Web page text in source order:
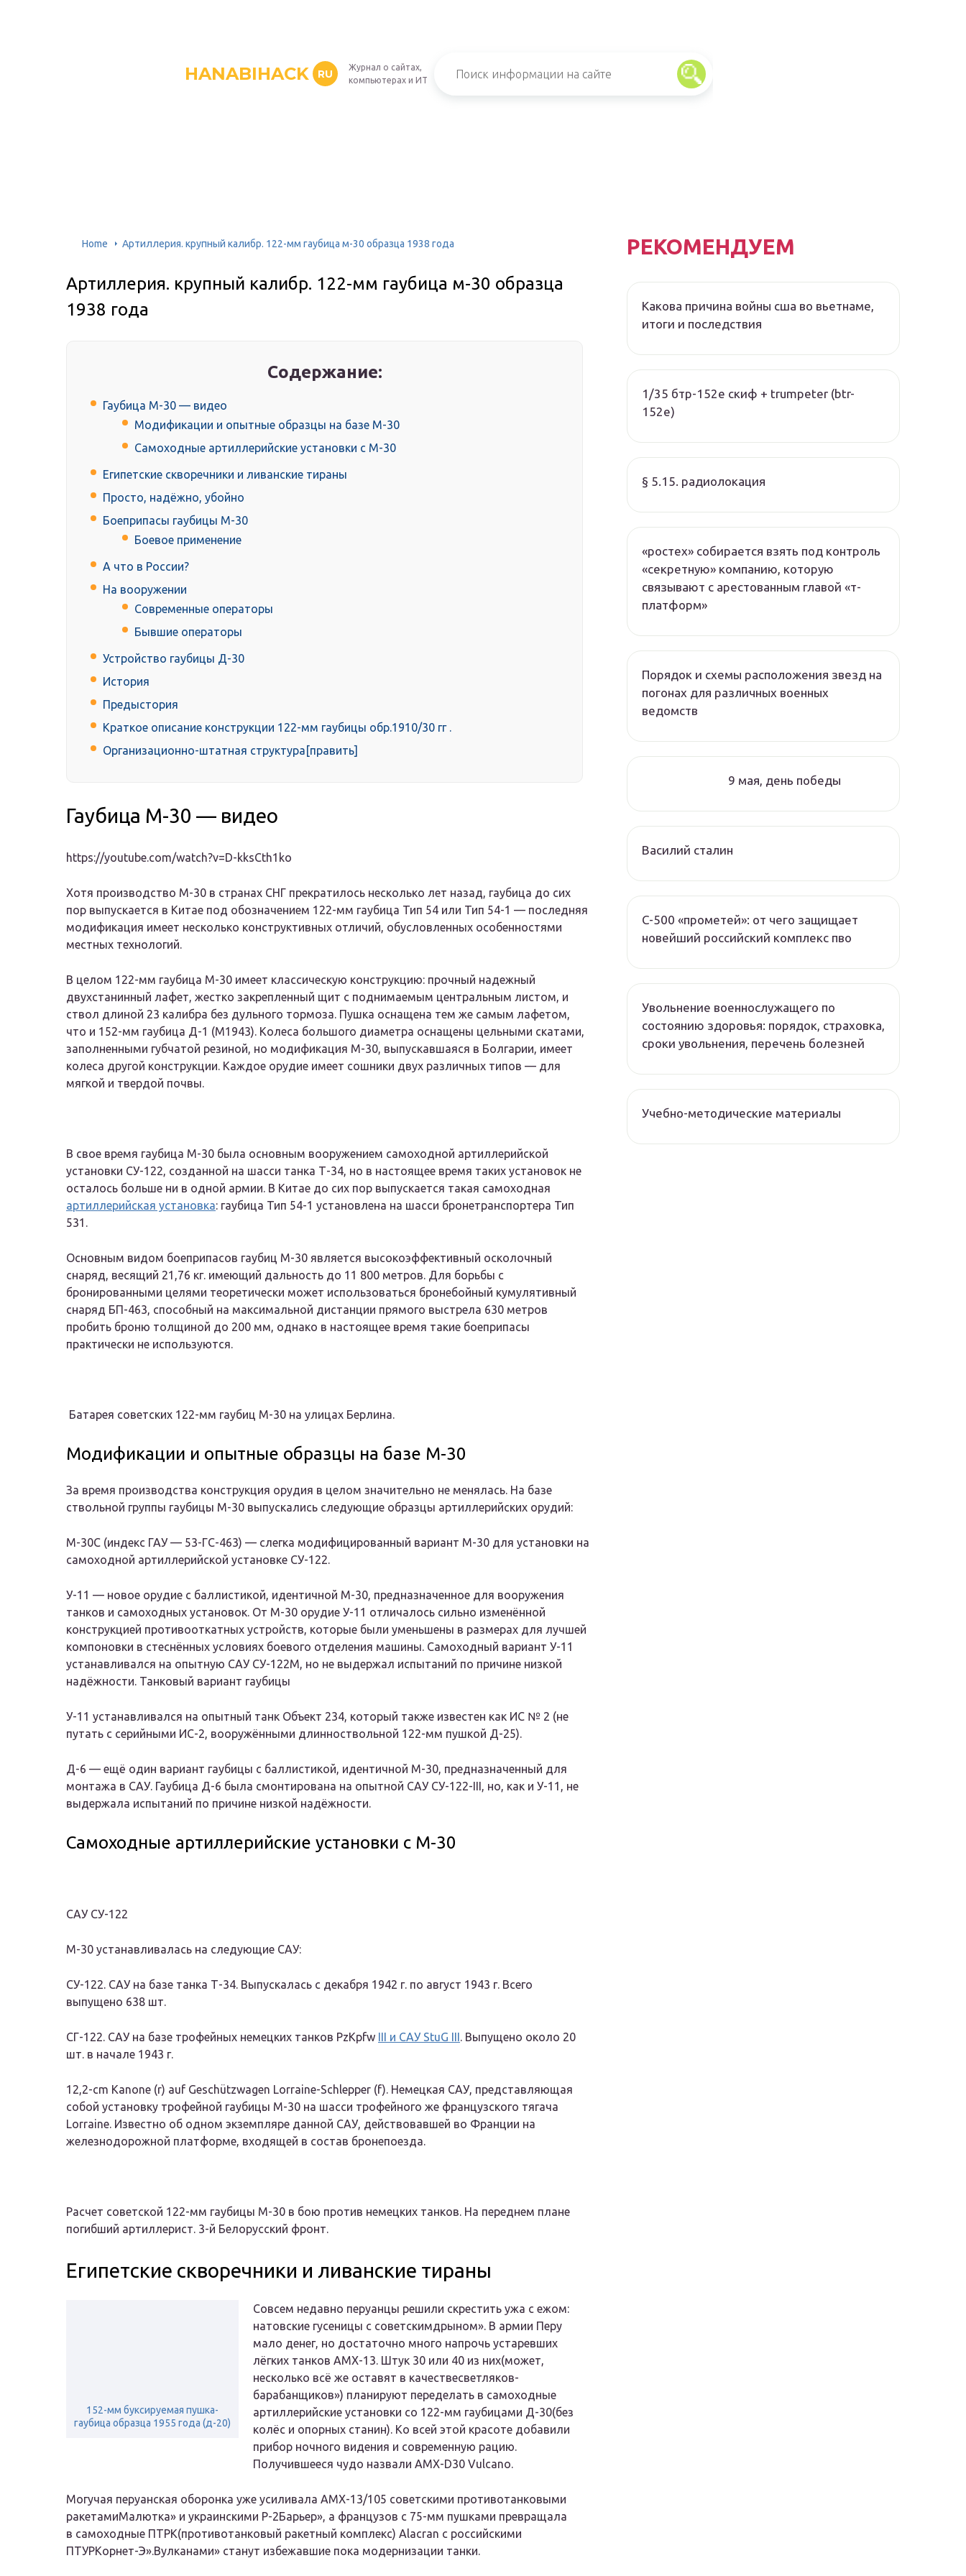
HANABIHACK RU
Журнал о сайтах,
компьютерах и ИТ
Home Артиллерия. крупный калибр. 122-мм гаубица м-30 образца 1938 года
Артиллерия. крупный калибр. 122-мм гаубица м-30 образца
1938 года
Содержание:
Гаубица М-30 — видео
Модификации и опытные образцы на базе М-30
Самоходные артиллерийские установки с М-30
Египетские скворечники и ливанские тираны
Просто, надёжно, убойно
Боеприпасы гаубицы М-30
Боевое применение
А что в России?
На вооружении
Современные операторы
Бывшие операторы
Устройство гаубицы Д-30
История
Предыстория
Краткое описание конструкции 122-мм гаубицы обр.1910/30 гг .
Организационно-штатная структура[править]
Гаубица М-30 — видео
https://youtube.com/watch?v=D-kksCth1ko
Хотя производство М-30 в странах СНГ прекратилось несколько лет назад, гаубица до сих
пор выпускается в Китае под обозначением 122-мм гаубица Тип 54 или Тип 54-1 — последняя
модификация имеет несколько конструктивных отличий, обусловленных особенностями
местных технологий.
В целом 122-мм гаубица М-30 имеет классическую конструкцию: прочный надежный
двухстанинный лафет, жестко закрепленный щит с поднимаемым центральным листом, и
ствол длиной 23 калибра без дульного тормоза. Пушка оснащена тем же самым лафетом,
что и 152-мм гаубица Д-1 (М1943). Колеса большого диаметра оснащены цельными скатами,
заполненными губчатой резиной, но модификация М-30, выпускавшаяся в Болгарии, имеет
колеса другой конструкции. Каждое орудие имеет сошники двух различных типов — для
мягкой и твердой почвы.
В свое время гаубица М-30 была основным вооружением самоходной артиллерийской
установки СУ-122, созданной на шасси танка Т-34, но в настоящее время таких установок не
осталось больше ни в одной армии. В Китае до сих пор выпускается такая самоходная
артиллерийская установка: гаубица Тип 54-1 установлена на шасси бронетранспортера Тип
531.
Основным видом боеприпасов гаубиц М-30 является высокоэффективный осколочный
снаряд, весящий 21,76 кг. имеющий дальность до 11 800 метров. Для борьбы с
бронированными целями теоретически может использоваться бронебойный кумулятивный
снаряд БП-463, способный на максимальной дистанции прямого выстрела 630 метров
пробить броню толщиной до 200 мм, однако в настоящее время такие боеприпасы
практически не используются.
Батарея советских 122-мм гаубиц М-30 на улицах Берлина.
Модификации и опытные образцы на базе М-30
За время производства конструкция орудия в целом значительно не менялась. На базе
ствольной группы гаубицы М-30 выпускались следующие образцы артиллерийских орудий:
М-30С (индекс ГАУ — 53-ГС-463) — слегка модифицированный вариант М-30 для установки на
самоходной артиллерийской установке СУ-122.
У-11 — новое орудие с баллистикой, идентичной М-30, предназначенное для вооружения
танков и самоходных установок. От М-30 орудие У-11 отличалось сильно изменённой
конструкцией противооткатных устройств, которые были уменьшены в размерах для лучшей
компоновки в стеснённых условиях боевого отделения машины. Самоходный вариант У-11
устанавливался на опытную САУ СУ-122М, но не выдержал испытаний по причине низкой
надёжности. Танковый вариант гаубицы
У-11 устанавливался на опытный танк Объект 234, который также известен как ИС № 2 (не
путать с серийными ИС-2, вооружёнными длинноствольной 122-мм пушкой Д-25).
Д-6 — ещё один вариант гаубицы с баллистикой, идентичной М-30, предназначенный для
монтажа в САУ. Гаубица Д-6 была смонтирована на опытной САУ СУ-122-III, но, как и У-11, не
выдержала испытаний по причине низкой надёжности.
Самоходные артиллерийские установки с М-30
САУ СУ-122
М-30 устанавливалась на следующие САУ:
СУ-122. САУ на базе танка Т-34. Выпускалась с декабря 1942 г. по август 1943 г. Всего
выпущено 638 шт.
СГ-122. САУ на базе трофейных немецких танков PzKpfw III и САУ StuG III . Выпущено около 20
шт. в начале 1943 г.
12,2-cm Kanone (r) auf Geschützwagen Lorraine-Schlepper (f). Немецкая САУ, представляющая
собой установку трофейной гаубицы М-30 на шасси трофейного же французского тягача
Lorraine. Известно об одном экземпляре данной САУ, действовавшей во Франции на
железнодорожной платформе, входящей в состав бронепоезда.
Расчет советской 122-мм гаубицы М-30 в бою против немецких танков. На переднем плане
погибший артиллерист. 3-й Белорусский фронт.
Египетские скворечники и ливанские тираны
152-мм буксируемая пушка-
гаубица образца 1955 года (д-20)
Совсем недавно перуанцы решили скрестить ужа с ежом:
натовские гусеницы с советскимдрыном». В армии Перу
мало денег, но достаточно много напрочь устаревших
лёгких танков AMX-13. Штук 30 или 40 из них(может,
несколько всё же оставят в качествесветляков-
барабанщиков») планируют переделать в самоходные
артиллерийские установки со 122-мм гаубицами Д-30(без
колёс и опорных станин). Ко всей этой красоте добавили
прибор ночного видения и современную рацию.
Получившееся чудо назвали AMX-D30 Vulcano.
Могучая перуанская оборонка уже усиливала АМX-13/105 советскими противотанковыми
ракетамиМалютка» и украинскими Р-2Барьер», а французов с 75-мм пушками превращала
в самоходные ПТРК(противотанковый ракетный комплекс) Alacran с российскими
ПТУРКорнет-Э».Вулканами» станут избежавшие пока модернизации танки.
РЕКОМЕНДУЕМ
Какова причина войны сша во вьетнаме,
итоги и последствия
1/35 бтр-152е скиф + trumpeter (btr-
152e)
§ 5.15. радиолокация
«ростех» собирается взять под контроль
«секретную» компанию, которую
связывают с арестованным главой «т-
платформ»
Порядок и схемы расположения звезд на
погонах для различных военных
ведомств
9 мая, день победы
Василий сталин
С-500 «прометей»: от чего защищает
новейший российский комплекс пво
Увольнение военнослужащего по
состоянию здоровья: порядок, страховка,
сроки увольнения, перечень болезней
Учебно-методические материалы